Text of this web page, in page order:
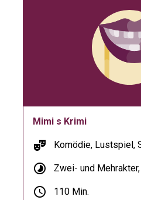
Mimi s Krimi
theater_comedy Komödie, Lustspiel,
timelapse Zwei- und
schedule 110 Min.